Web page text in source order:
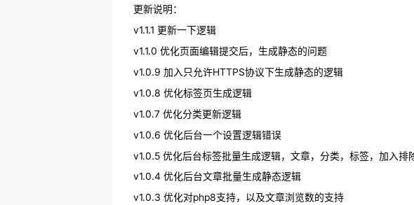
更新说明：
v1.1.1 更新一下逻辑
v1.1.0 优化页面编辑提交后，生成静态的问题
v1.0.9 加入只允许HTTPS协议下生成静态的逻辑
v1.0.8 优化标签页生成逻辑
v1.0.7 优化分类更新逻辑
v1.0.6 优化后台一个设置逻辑错误
v1.0.5 优化后台标签批量生成逻辑，文章，分类，标签，加入排
v1.0.4 优化后台文章批量生成静态逻辑
v1.0.3 优化对php8支持，以及文章浏览数的支持